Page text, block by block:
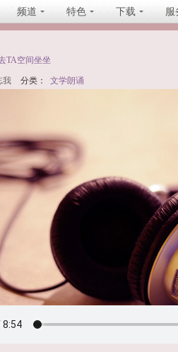
频道 特色 下载 服
TA空间坐坐
我 分类： 文学朗诵